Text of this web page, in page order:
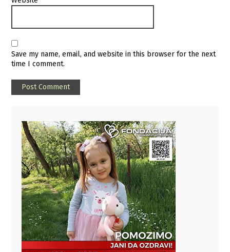
Save my name, email, and website in this browser for the next
time I comment.